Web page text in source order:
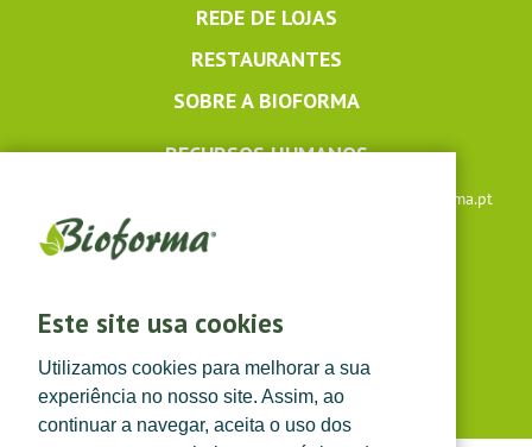
Este site usa cookies
Utilizamos cookies para melhorar a sua
experiência no nosso site. Assim, ao
continuar a navegar, aceita o uso dos
REDE DE LOJAS
RESTAURANTES
SOBRE A BIOFORMA
RECURSOS HUMANOS
lojaonline@bioforma.pt
(dias úteis das 8h30 às 13h e das 14h às 17h30)